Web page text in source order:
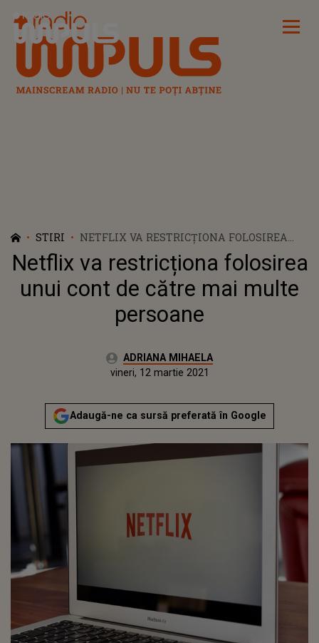
Radio Impuls
STIRI
NETFLIX VA RESTRICȚIONA FOLOSIREA
UNUI CONT DE CĂTRE MAI MULTE
PERSOANE
Netflix va restricționa folosirea
unui cont de către mai multe
persoane
Autor:ADRIANA MIHAELA
Actualizat:
vineri, 12 martie 2021
Adaugă-ne ca sursă preferată în Google